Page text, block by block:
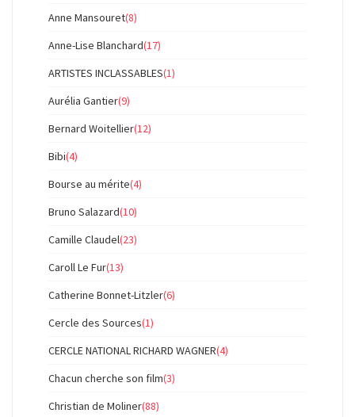
Anne Mansouret(8)
Anne-Lise Blanchard(17)
ARTISTES INCLASSABLES(1)
Aurélia Gantier(9)
Bernard Woitellier(12)
Bibi(4)
Bourse au mérite(4)
Bruno Salazard(10)
Camille Claudel(23)
Caroll Le Fur(13)
Catherine Bonnet-Litzler(6)
Cercle des Sources(1)
CERCLE NATIONAL RICHARD WAGNER(4)
Chacun cherche son film(3)
Christian de Moliner(88)